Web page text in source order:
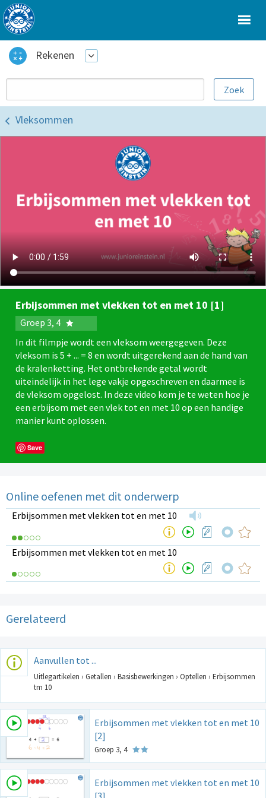
Rekenen
Vleksommen
Erbijsommen met vlekken tot en met 10 [1]
Groep 3, 4
In dit filmpje wordt een vleksom weergegeven. Deze
vleksom is 5 + ... = 8 en wordt uitgerekend aan de hand van
de kralenketting. Het ontbrekende getal wordt
uiteindelijk in het lege vakje opgeschreven en daarmee is
de vleksom opgelost. In deze video kom je te weten hoe je
een erbijsom met een vlek tot en met 10 op een handige
manier kunt oplossen.
Save
Online oefenen met dit onderwerp
Erbijsommen met vlekken tot en met 10
Erbijsommen met vlekken tot en met 10
Gerelateerd
Aanvullen tot ...
Uitlegartikelen › Getallen › Basisbewerkingen › Optellen › Erbijsommen
tm 10
Erbijsommen met vlekken tot en met 10
[2]
Groep 3, 4
Erbijsommen met vlekken tot en met 10